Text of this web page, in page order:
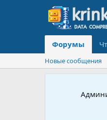
Форумы
Новые сообщения